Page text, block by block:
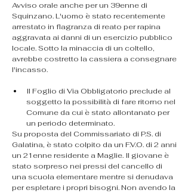
​Avviso orale anche per un 39enne di
Squinzano. L'uomo è stato recentemente
arrestato in flagranza di reato per rapina
aggravata ai danni di un esercizio pubblico
locale. Sotto la minaccia di un coltello,
avrebbe costretto la cassiera a consegnare
l'incasso.
​Il Foglio di Via Obbligatorio preclude al
soggetto la possibilità di fare ritorno nel
Comune da cui è stato allontanato per
un periodo determinato.
​Su proposta del Commissariato di P.S. di
Galatina, è stato colpito da un F.V.O. di 2 anni
un 21enne residente a Maglie. Il giovane è
stato sorpreso nei pressi del cancello di
una scuola elementare mentre si denudava
per espletare i propri bisogni. Non avendo la